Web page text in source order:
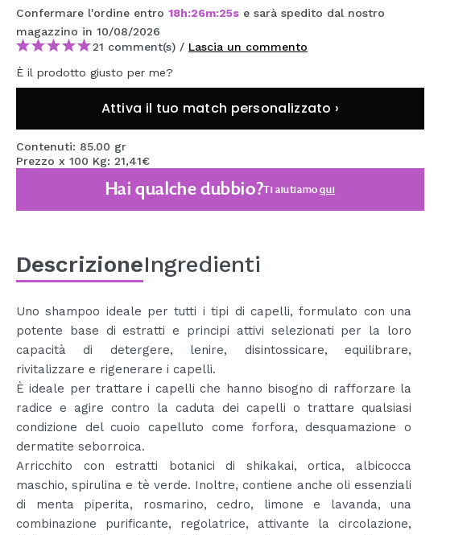
MAQUIFARMA
KOREA ZONE
TRAVEL SIZE
SPECIALE
PROSSIMAMENTE
Confermare l'ordine entro 18h:26m:25s e sarà spedito dal nostro
magazzino in 10/08/2026
21 comment(s) / Lascia un commento
È il prodotto giusto per me?
Attiva il tuo match personalizzato ›
Contenuti: 85.00 gr
Prezzo x 100 Kg: 21,41€
Hai qualche dubbio?Ti aiutiamoqui
DescrizioneIngredienti
Uno shampoo ideale per tutti i tipi di capelli, formulato con una
potente base di estratti e principi attivi selezionati per la loro
capacità di detergere, lenire, disintossicare, equilibrare,
rivitalizzare e rigenerare i capelli.
È ideale per trattare i capelli che hanno bisogno di rafforzare la
radice e agire contro la caduta dei capelli o trattare qualsiasi
condizione del cuoio capelluto come forfora, desquamazione o
dermatite seborroica.
Arricchito con estratti botanici di shikakai, ortica, albicocca
maschio, spirulina e tè verde. Inoltre, contiene anche oli essenziali
di menta piperita, rosmarino, cedro, limone e lavanda, una
combinazione purificante, regolatrice, attivante la circolazione,